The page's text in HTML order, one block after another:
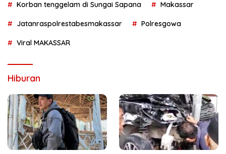
Korban tenggelam di Sungai Sapana Makassar
Jatanraspolrestabesmakassar Polresgowa
Viral MAKASSAR
Hiburan